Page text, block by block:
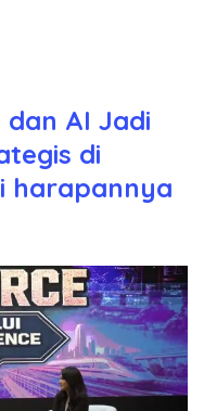
AI Jadi
di
harapannya